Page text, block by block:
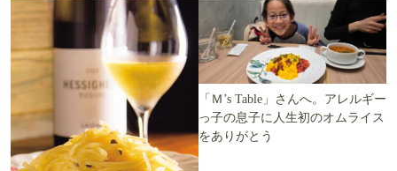
「Ｍ’s Table」さんへ。アレルギー
っ子の息子に人生初のオムライス
をありがとう